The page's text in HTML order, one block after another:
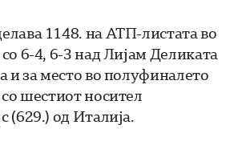
1148. на АТП-листата во
6-4, 6-3 над Лијам Деликата
и за место во полуфиналето
шестиот носител
(629.) од Италија.